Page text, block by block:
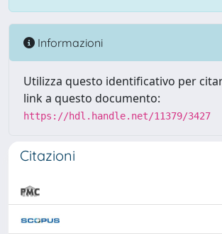
Informazioni
Utilizza questo identificativo per
link a questo documento:
https://hdl.handle.net/11379/3427
Citazioni